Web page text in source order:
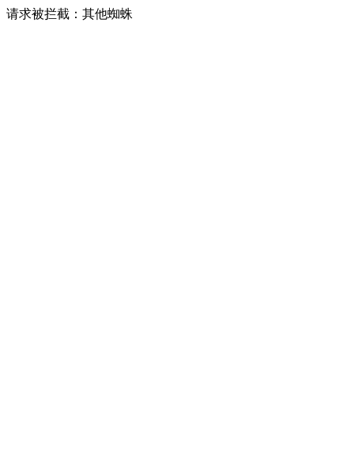
请求被拦截：其他蜘蛛